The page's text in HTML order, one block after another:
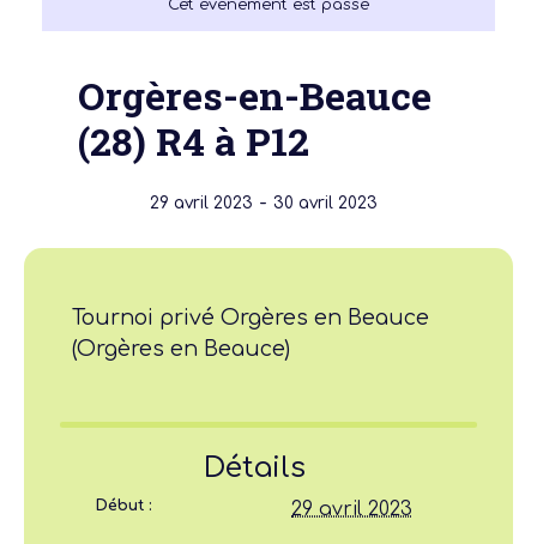
Cet évènement est passé
Orgères-en-Beauce
(28) R4 à P12
29 avril 2023 - 30 avril 2023
Tournoi privé Orgères en Beauce
(Orgères en Beauce)
Détails
Début : 29 avril 2023